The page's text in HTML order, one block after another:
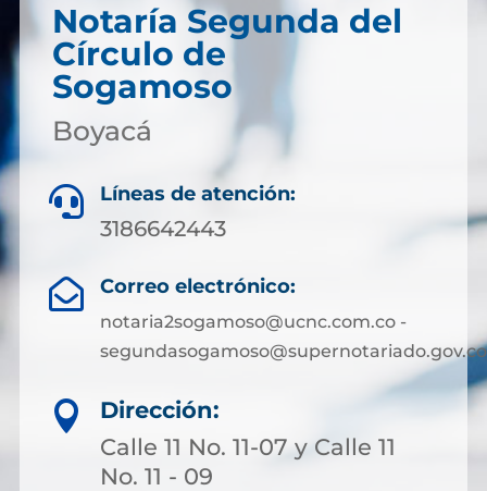
Notaría Segunda del
Círculo de
Sogamoso
Boyacá
 Líneas de atención:
3186642443
 Correo electrónico:
notaria2sogamoso@ucnc.com.co -
segundasogamoso@supernotariado.gov.co

Dirección:
Calle 11 No. 11-07 y Calle 11
No. 11 - 09